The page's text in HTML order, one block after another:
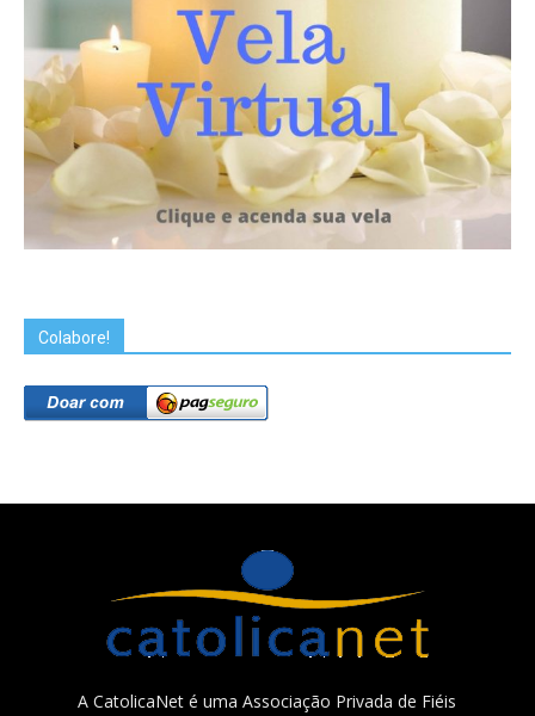
Colabore!
A CatolicaNet é uma Associação Privada de Fiéis